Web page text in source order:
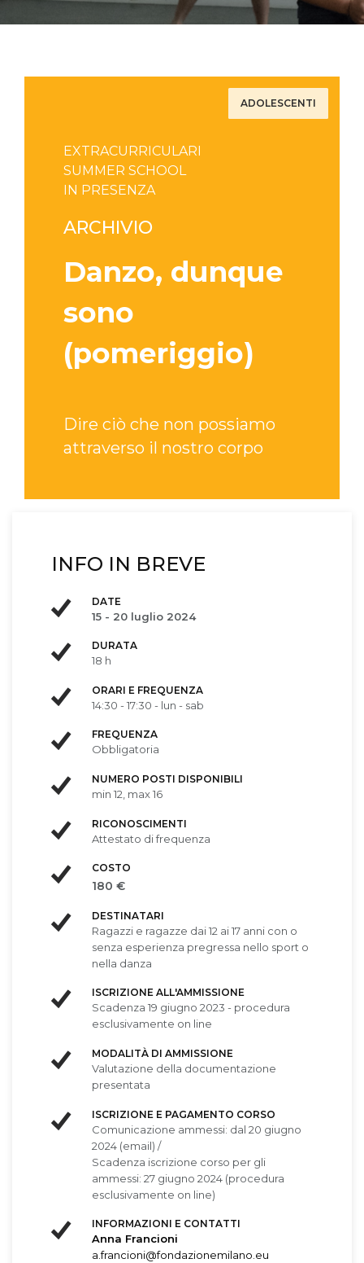
EXTRACURRICULARI
SUMMER SCHOOL
IN PRESENZA
ADOLESCENTI
ARCHIVIO
Danzo, dunque
sono
(pomeriggio)
Dire ciò che non possiamo
attraverso il nostro corpo
INFO IN BREVE
DATE
15 - 20 luglio 2024
DURATA
18 h
ORARI E FREQUENZA
14:30 - 17:30 - lun - sab
FREQUENZA
Obbligatoria
NUMERO POSTI DISPONIBILI
min 12, max 16
RICONOSCIMENTI
Attestato di frequenza
COSTO
180 €
DESTINATARI
Ragazzi e ragazze dai 12 ai 17 anni con o
senza esperienza pregressa nello sport o
nella danza
ISCRIZIONE ALL'AMMISSIONE
Scadenza 19 giugno 2023 - procedura
esclusivamente on line
MODALITÀ DI AMMISSIONE
Valutazione della documentazione
presentata
ISCRIZIONE E PAGAMENTO CORSO
Comunicazione ammessi: dal 20 giugno
2024 (email) /
Scadenza iscrizione corso per gli
ammessi: 27 giugno 2024 (procedura
esclusivamente on line)
INFORMAZIONI E CONTATTI
Anna Francioni
a.francioni@fondazionemilano.eu